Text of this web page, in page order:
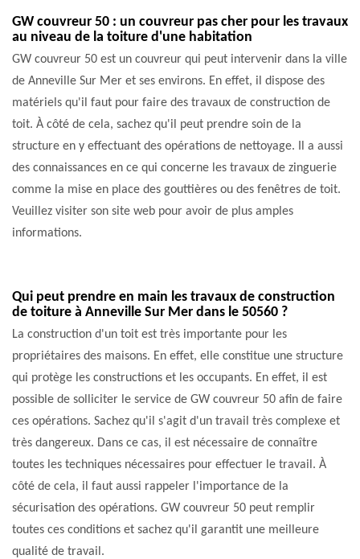
GW couvreur 50 : un couvreur pas cher pour les travaux
au niveau de la toiture d'une habitation
GW couvreur 50 est un couvreur qui peut intervenir dans la ville
de Anneville Sur Mer et ses environs. En effet, il dispose des
matériels qu'il faut pour faire des travaux de construction de
toit. À côté de cela, sachez qu'il peut prendre soin de la
structure en y effectuant des opérations de nettoyage. Il a aussi
des connaissances en ce qui concerne les travaux de zinguerie
comme la mise en place des gouttières ou des fenêtres de toit.
Veuillez visiter son site web pour avoir de plus amples
informations.
Qui peut prendre en main les travaux de construction
de toiture à Anneville Sur Mer dans le 50560 ?
La construction d'un toit est très importante pour les
propriétaires des maisons. En effet, elle constitue une structure
qui protège les constructions et les occupants. En effet, il est
possible de solliciter le service de GW couvreur 50 afin de faire
ces opérations. Sachez qu'il s'agit d'un travail très complexe et
très dangereux. Dans ce cas, il est nécessaire de connaître
toutes les techniques nécessaires pour effectuer le travail. À
côté de cela, il faut aussi rappeler l'importance de la
sécurisation des opérations. GW couvreur 50 peut remplir
toutes ces conditions et sachez qu'il garantit une meilleure
qualité de travail.